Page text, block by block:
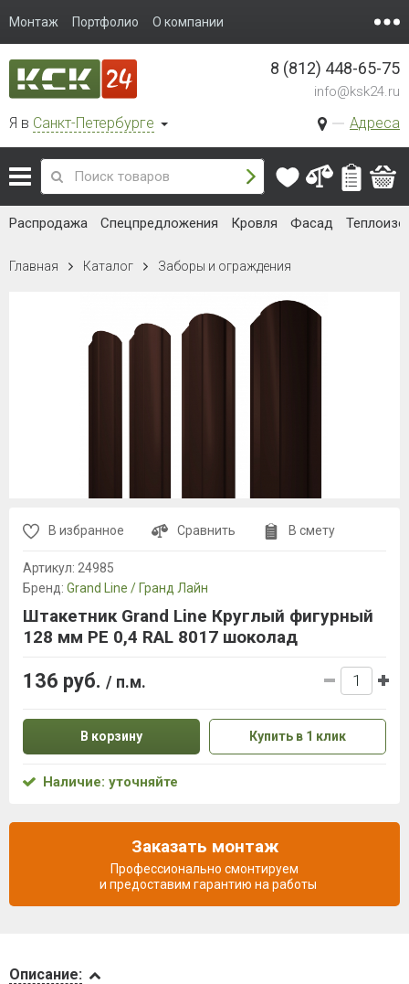
Монтаж Портфолио О компании
Я в Санкт-Петербурге Адреса
8 (812) 448-65-75
info@ksk24.ru
Распродажа Спецпредложения Кровля Фасад
Главная Каталог Заборы и ограждения
Описание:
В избранное Сравнить В смету
Артикул: 24985
Бренд: Grand Line / Гранд Лайн
Штакетник Grand Line Круглый фигурный
128 мм PE 0,4 RAL 8017 шоколад
136 руб. / п.м.
В корзину Купить в 1 клик
Наличие: уточняйте
Заказать монтаж
Профессионально смонтируем
и предоставим гарантию на работы